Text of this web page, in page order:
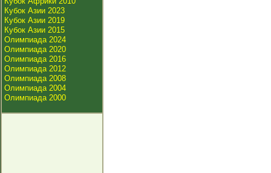
Кубок Азии 2023
Кубок Азии 2019
Кубок Азии 2015
Олимпиада 2024
Олимпиада 2020
Олимпиада 2016
Олимпиада 2012
Олимпиада 2008
Олимпиада 2004
Олимпиада 2000